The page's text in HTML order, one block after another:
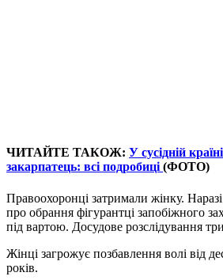
ЧИТАЙТЕ ТАКОЖ: У сусідній
закарпатець: всі подробиці(ФОТО)
Правоохоронці затримали жінку.
про обрання фігурантці запобіжного
під вартою. Досудове розслідування
Жінці загрожує позбавлення волі від
років.